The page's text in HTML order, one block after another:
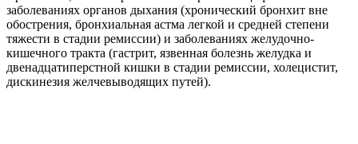
заболеваниях органов дыхания (хронический бронхит вне
обострения, бронхиальная астма легкой и средней степени
тяжести в стадии ремиссии) и заболеваниях желудочно-
кишечного тракта (гастрит, язвенная болезнь желудка и
двенадцатиперстной кишки в стадии ремиссии, холецистит,
дискинезия желчевыводящих путей).